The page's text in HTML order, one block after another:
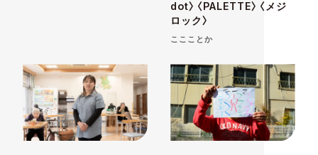
dot〉〈PALETTE〉〈メジ
ロック〉
ここことか